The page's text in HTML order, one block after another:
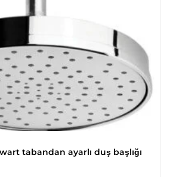
tabandan ayarlı duş başlığı